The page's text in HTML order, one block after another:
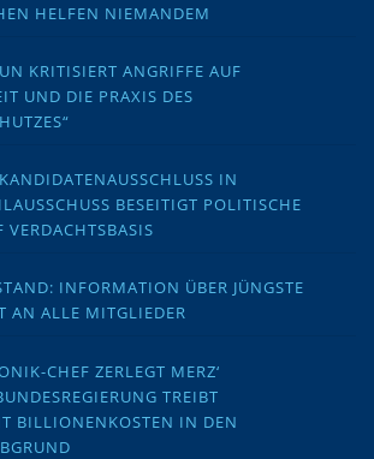
HELFEN NIEMANDEM
KRITISIERT ANGRIFFE AUF
UND DIE PRAXIS DES
IN
BESEITIGT POLITISCHE
VERDACHTSBASIS
INFORMATION ÜBER JÜNGSTE
AN ALLE MITGLIEDER
CHEF ZERLEGT MERZ‘
TREIBT
BILLIONENKOSTEN IN DEN